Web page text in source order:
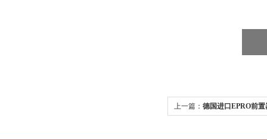
上一篇： 德国进口EPRO前